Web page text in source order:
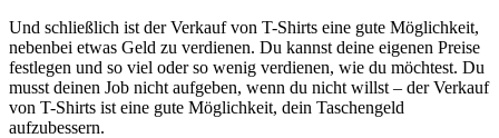
Und schließlich ist der Verkauf von T-Shirts eine gute Möglichkeit,
nebenbei etwas Geld zu verdienen. Du kannst deine eigenen Preise
festlegen und so viel oder so wenig verdienen, wie du möchtest. Du
musst deinen Job nicht aufgeben, wenn du nicht willst – der Verkauf
von T-Shirts ist eine gute Möglichkeit, dein Taschengeld
aufzubessern.